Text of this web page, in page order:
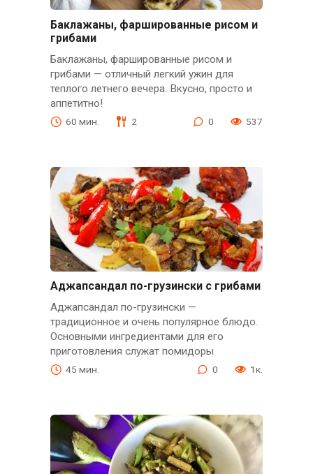
Баклажаны, фаршированные рисом и
грибами
Баклажаны, фаршированные рисом и
грибами — отличный легкий ужин для
теплого летнего вечера. Вкусно, просто и
аппетитно!
60 мин. 2 0 537
Аджапсандал по-грузински с грибами
Аджапсандал по-грузински —
традиционное и очень популярное блюдо.
Основными ингредиентами для его
приготовления служат помидоры
45 мин. 0 1к.